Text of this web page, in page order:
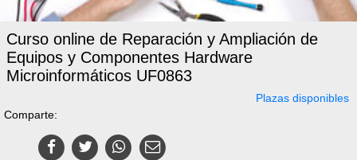
Curso online de Reparación y Ampliación de
Equipos y Componentes Hardware
Microinformáticos UF0863
Plazas disponibles
Comparte: